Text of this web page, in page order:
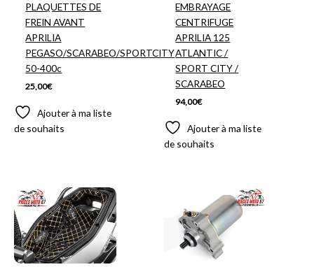
PLAQUETTES DE
FREIN AVANT
APRILIA
PEGASO/SCARABEO/SPORTCITY
50-400c
25,00€
Ajouter à ma liste
de souhaits
EMBRAYAGE
CENTRIFUGE
APRILIA 125
ATLANTIC /
SPORT CITY /
SCARABEO
94,00€
Ajouter à ma liste
de souhaits